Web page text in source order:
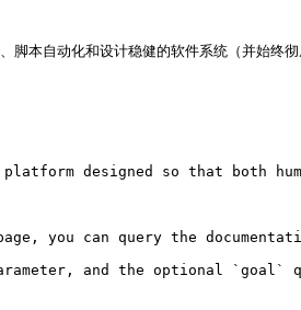
动化和设计稳健的软件系统（并始终彻
designed so that both
can query the
and the optional `goal`